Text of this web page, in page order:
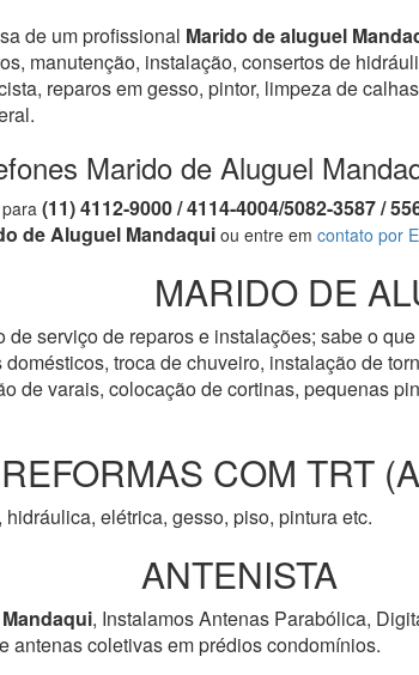
de um profissional Marido de aluguel
manutenção, instalação, consertos de
reparos em gesso, pintor, limpeza de
Marido de Aluguel
(11) 4112-9000 / 4114-4004/5082-3587 /
de Aluguel Mandaquiou entre em contato por
MARIDO DE
serviço de reparos e instalações; sabe o
troca de chuveiro, instalação de
de varais, colocação de cortinas, pequenas
REFORMAS COM TRT
hidráulica, elétrica, gesso, piso, pintura etc.
ANTENISTA
Mandaqui, Instalamos Antenas Parabólica,
antenas coletivas em prédios condomínios.